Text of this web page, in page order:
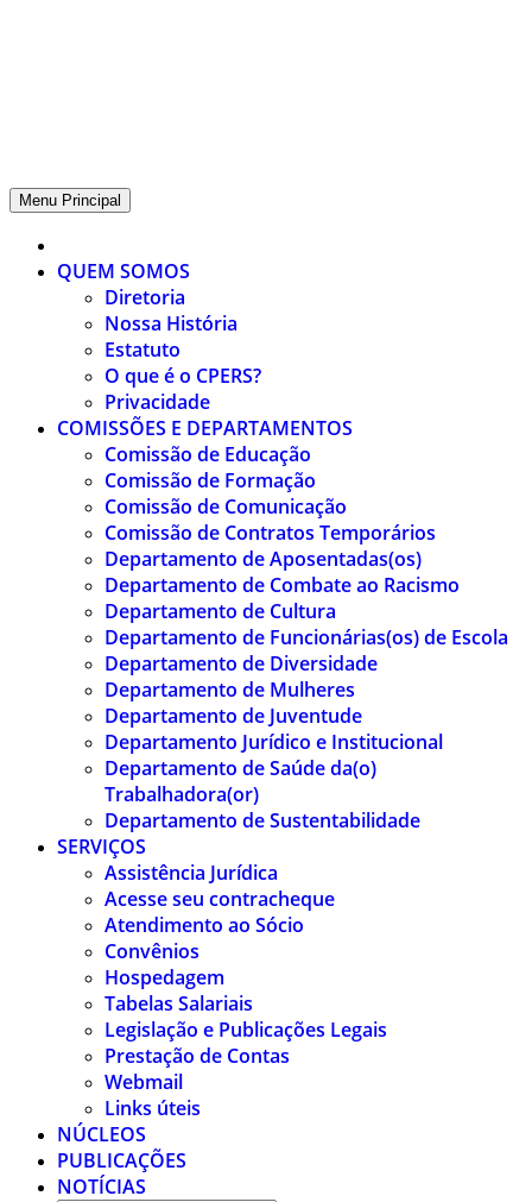
Menu Principal
QUEM SOMOS
Diretoria
Nossa História
Estatuto
O que é o CPERS?
Privacidade
COMISSÕES E DEPARTAMENTOS
Comissão de Educação
Comissão de Formação
Comissão de Comunicação
Comissão de Contratos Temporários
Departamento de Aposentadas(os)
Departamento de Combate ao Racismo
Departamento de Cultura
Departamento de Funcionárias(os) de Escola
Departamento de Diversidade
Departamento de Mulheres
Departamento de Juventude
Departamento Jurídico e Institucional
Departamento de Saúde da(o)
Trabalhadora(or)
Departamento de Sustentabilidade
SERVIÇOS
Assistência Jurídica
Acesse seu contracheque
Atendimento ao Sócio
Convênios
Hospedagem
Tabelas Salariais
Legislação e Publicações Legais
Prestação de Contas
Webmail
Links úteis
NÚCLEOS
PUBLICAÇÕES
NOTÍCIAS